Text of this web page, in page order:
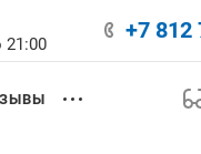
21:00
+7 812